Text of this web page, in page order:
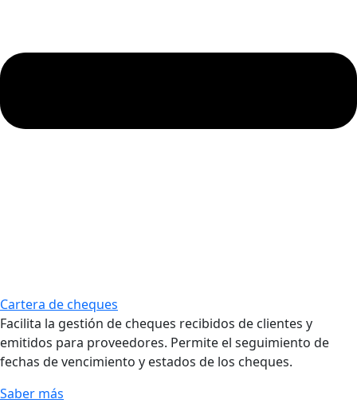
Cartera de cheques
Facilita la gestión de cheques recibidos de clientes y
emitidos para proveedores. Permite el seguimiento de
fechas de vencimiento y estados de los cheques.
Saber más